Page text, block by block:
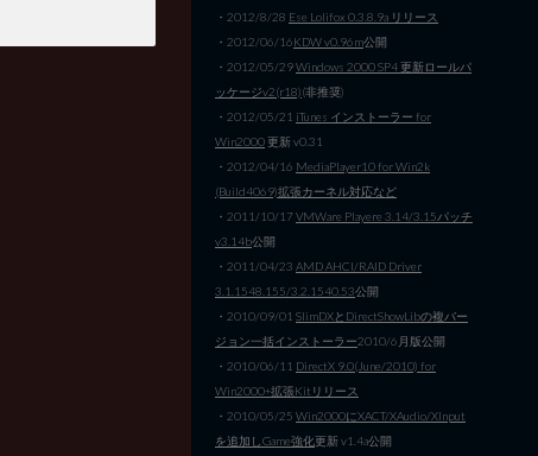
・2012/8/28 Ese Lolifox 0.3.8.9a リリース
・2012/06/16KDW v0.96m公開
・2012/05/29Windows 2000 SP4 更新ロールパ
ッケージv2(r18)(非推奨)
・2012/05/21 iTunes インストーラー for
Win2000更新 v0.31
・2012/04/16 MediaPlayer10 for Win2k
(Build4069)拡張カーネル対応など
・2011/10/17VMWare Playere 3.14/3.15パッチ
v3.14b公開
・2011/04/23 AMD AHCI/RAID Driver
3.1.1548.155/3.2.1540.53公開
・2010/09/01 SlimDXとDirectShowLibの複バー
ジョン一括インストーラー2010/6月版公開
・2010/06/11 DirectX 9.0(June/2010) for
Win2000+拡張Kitリリース
・2010/05/25 Win2000にXACT/XAudio/XInput
を追加しGame強化更新 v1.4a公開